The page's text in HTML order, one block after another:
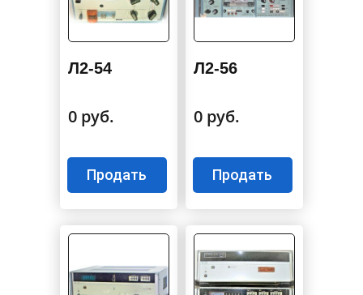
Л2-54
0 руб.
Продать
Л2-56
0 руб.
Продать